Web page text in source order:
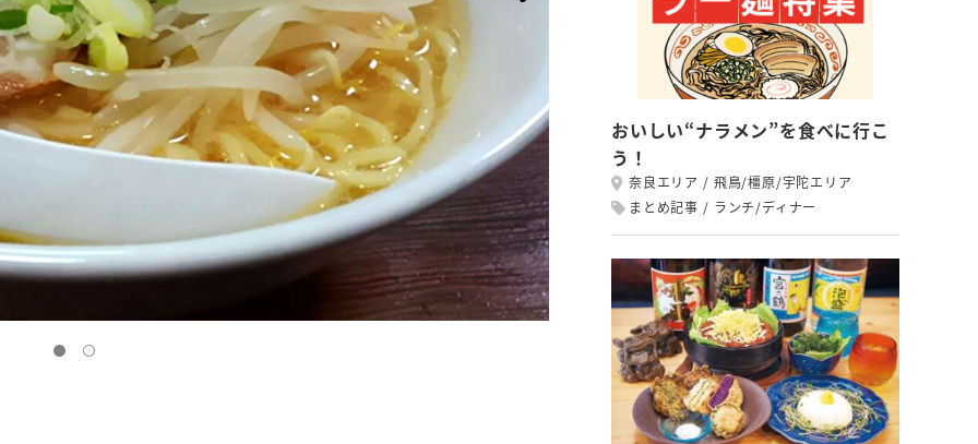
おいしい“ナラメン”を食べに行こ
う！
奈良エリア
飛鳥/橿原/宇陀エリア
まとめ記事
ランチ/ディナー